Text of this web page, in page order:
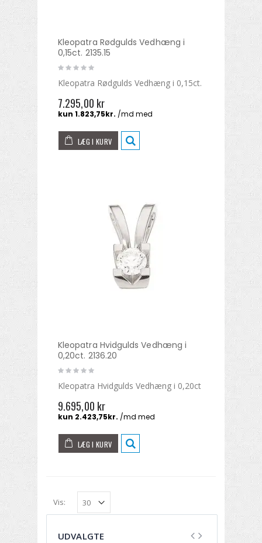
Kleopatra Rødgulds Vedhæng i
0,15ct. 2135.15
Kleopatra Rødgulds Vedhæng i 0,15ct.
7.295,00 kr
LÆG I KURV
Kleopatra Hvidgulds Vedhæng i
0,20ct. 2136.20
Kleopatra Hvidgulds Vedhæng i 0,20ct
9.695,00 kr
LÆG I KURV
Vis:
UDVALGTE